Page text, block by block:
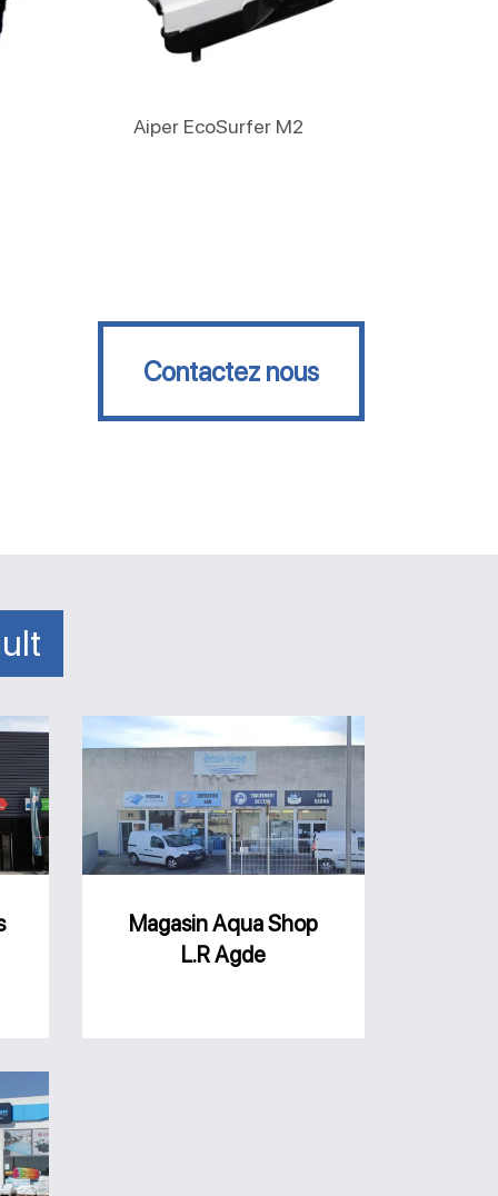
Aiper EcoSurfer M2
Contactez nous
Contactez nous
Aqua
Shop
L.R
Agde
Magasin Aqua Shop
L.R Agde